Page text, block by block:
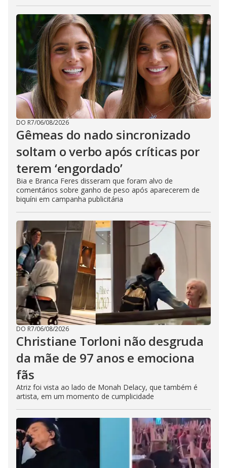
DO R7/06/08/2026
Gêmeas do nado sincronizado
soltam o verbo após críticas por
terem ‘engordado’
Bia e Branca Feres disseram que foram alvo de
comentários sobre ganho de peso após aparecerem de
biquíni em campanha publicitária
DO R7/06/08/2026
Christiane Torloni não desgruda
da mãe de 97 anos e emociona
fãs
Atriz foi vista ao lado de Monah Delacy, que também é
artista, em um momento de cumplicidade